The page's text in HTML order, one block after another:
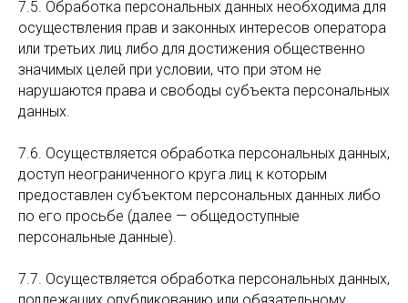
7.5. Обработка персональных данных необходима для
осуществления прав и законных интересов оператора
или третьих лиц либо для достижения общественно
значимых целей при условии, что при этом не
нарушаются права и свободы субъекта персональных
данных.
7.6. Осуществляется обработка персональных данных,
доступ неограниченного круга лиц к которым
предоставлен субъектом персональных данных либо
по его просьбе (далее — общедоступные
персональные данные).
7.7. Осуществляется обработка персональных данных,